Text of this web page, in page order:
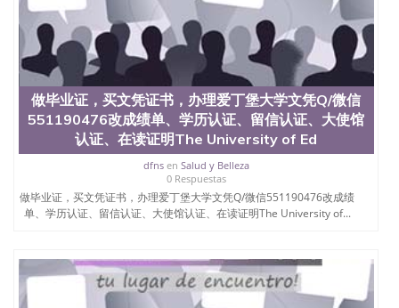
做毕业证，买文凭证书，办理爱丁堡大学文凭Q/微信
551190476改成绩单、学历认证、留信认证、大使馆
认证、在读证明The University of Ed
dfnsen Salud y Belleza
0 Respuestas
做毕业证，买文凭证书，办理爱丁堡大学文凭Q/微信551190476改成绩
单、学历认证、留信认证、大使馆认证、在读证明The University of...